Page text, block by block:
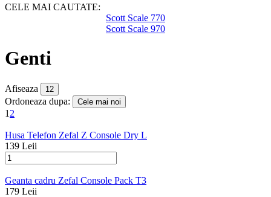
CELE MAI CAUTATE:
Scott Scale 770
Scott Scale 970
Genti
Afiseaza
Ordoneaza dupa:
1 2
Husa Telefon Zefal Z Console Dry L
139 Leii
Geanta cadru Zefal Console Pack T3
179 Leii